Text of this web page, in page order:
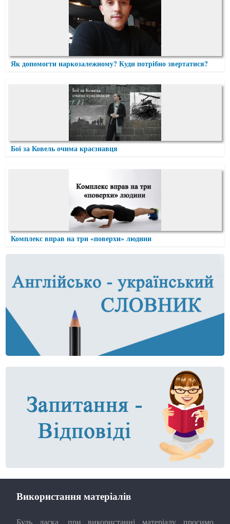
Як допомогти наркозалежному? Куди потрібно звертатися?
Бої за Ковель очима краєзнавця
Комплекс вправ на три «поверхи» людини
Використання матеріалів
Будь ласка, при використанні матеріалу просимо